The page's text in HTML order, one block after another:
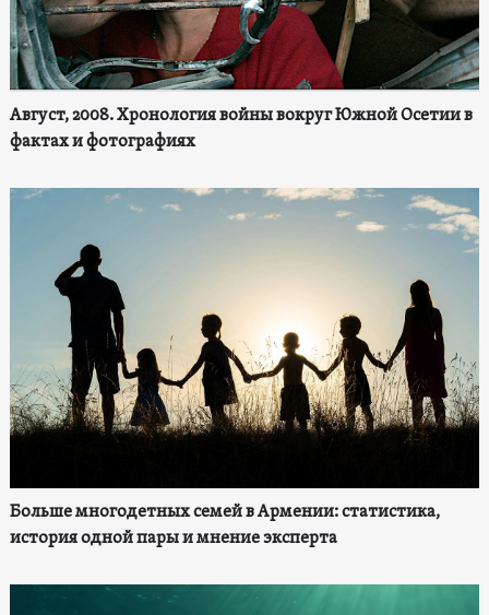
Август, 2008. Хронология войны вокруг Южной Осетии в
фактах и фотографиях
Больше многодетных семей в Армении: статистика,
история одной пары и мнение эксперта